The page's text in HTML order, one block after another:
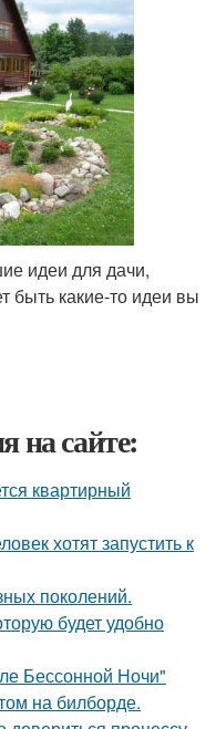
идеи для дачи,
быть какие-то идеи вы
на сайте:
квартирный
хотят запустить к
поколений.
будет удобно
Бессонной Ночи"
на билборде.